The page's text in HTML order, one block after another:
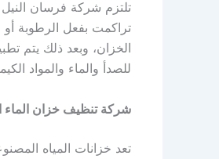
تلتزم شركة فرسان النيل
تراكمت بفعل الرطوبة أو
الخزان، وبعد ذلك يتم
للصدأ والماء والمواد
شركة تنظيف خزان الماء
تعد خزانات المياه